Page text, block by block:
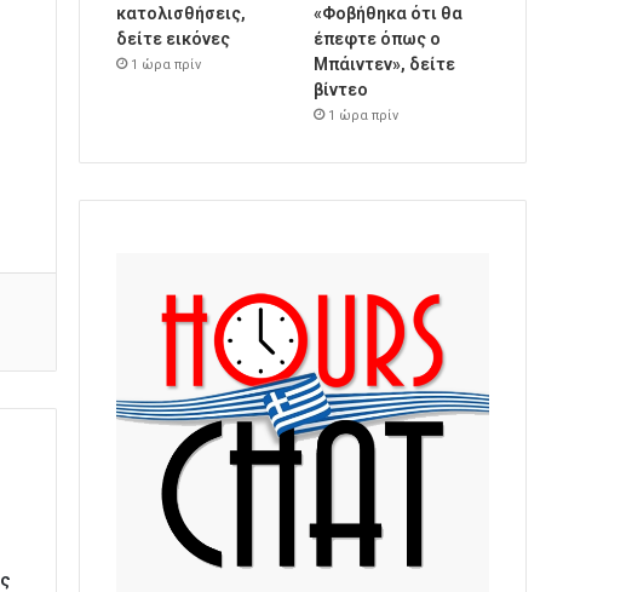
κατολισθήσεις,
δείτε εικόνες
1 ώρα πρίν
«Φοβήθηκα ότι θα
έπεφτε όπως ο
Μπάιντεν», δείτε
βίντεο
1 ώρα πρίν